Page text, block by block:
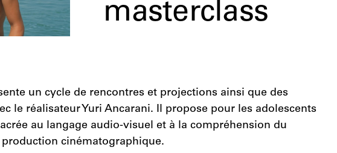
masterclass
un cycle de rencontres et projections ainsi que des
le réalisateur Yuri Ancarani. Il propose pour les adolescents
au langage audio-visuel et à la compréhension du
cinématographique.